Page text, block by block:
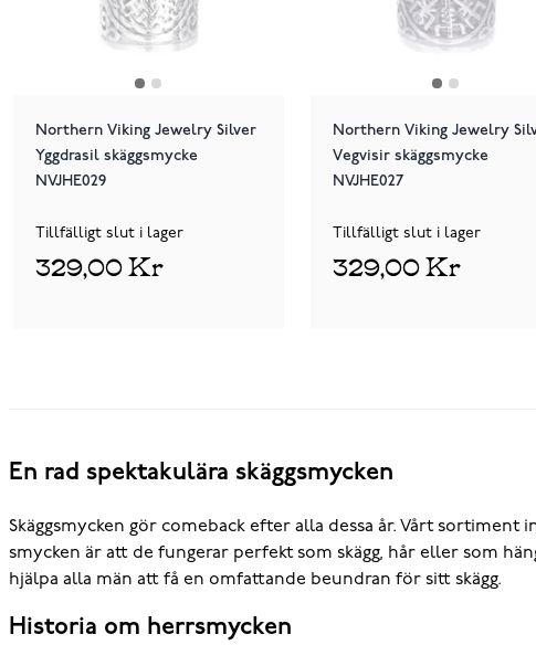
Northern Viking Jewelry Silver
Yggdrasil skäggsmycke
NVJHE029
Tillfälligt slut i lager
329,00 Kr
Northern Viking Jewelry
Vegvisir skäggsmycke
NVJHE027
Tillfälligt slut i lager
329,00 Kr
En rad spektakulära skäggsmycken
Skäggsmycken gör comeback efter alla dessa år. Vårt
smycken är att de fungerar perfekt som skägg, hår eller som
hjälpa alla män att få en omfattande beundran för sitt skägg.
Historia om herrsmycken